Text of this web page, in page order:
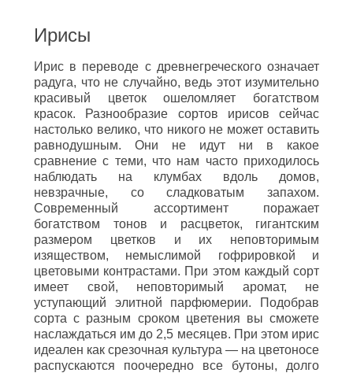
Ирисы
Ирис в переводе с древнегреческого означает
радуга, что не случайно, ведь этот изумительно
красивый цветок ошеломляет богатством
красок. Разнообразие сортов ирисов сейчас
настолько велико, что никого не может оставить
равнодушным. Они не идут ни в какое
сравнение с теми, что нам часто приходилось
наблюдать на клумбах вдоль домов,
невзрачные, со сладковатым запахом.
Современный ассортимент поражает
богатством тонов и расцветок, гигантским
размером цветков и их неповторимым
изяществом, немыслимой гофрировкой и
цветовыми контрастами. При этом каждый сорт
имеет свой, неповторимый аромат, не
уступающий элитной парфюмерии. Подобрав
сорта с разным сроком цветения вы сможете
наслаждаться им до 2,5 месяцев. При этом ирис
идеален как срезочная культура — на цветоносе
распускаются поочередно все бутоны, долго